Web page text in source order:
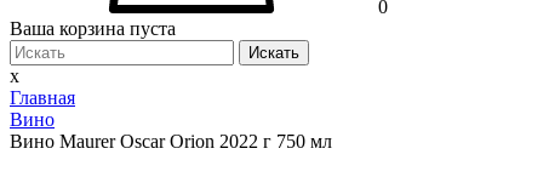
0
Ваша корзина пуста
Искать
x
Главная
Вино
Вино Maurer Oscar Orion 2022 г 750 мл